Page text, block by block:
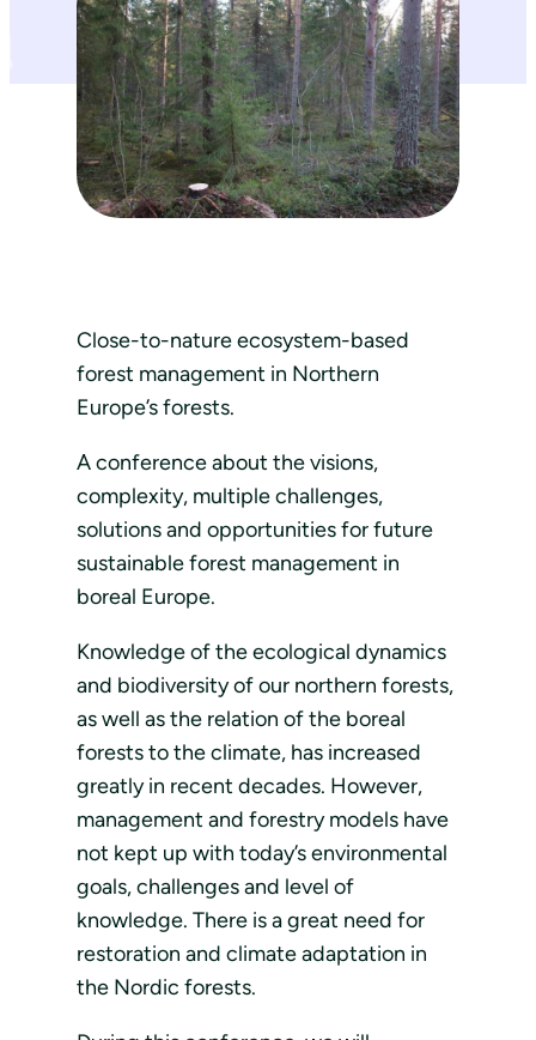
Close-to-nature ecosystem-based
forest management in Northern
Europe’s forests.
A conference about the visions,
complexity, multiple challenges,
solutions and opportunities for future
sustainable forest management in
boreal Europe.
Knowledge of the ecological dynamics
and biodiversity of our northern forests,
as well as the relation of the boreal
forests to the climate, has increased
greatly in recent decades. However,
management and forestry models have
not kept up with today’s environmental
goals, challenges and level of
knowledge. There is a great need for
restoration and climate adaptation in
the Nordic forests.